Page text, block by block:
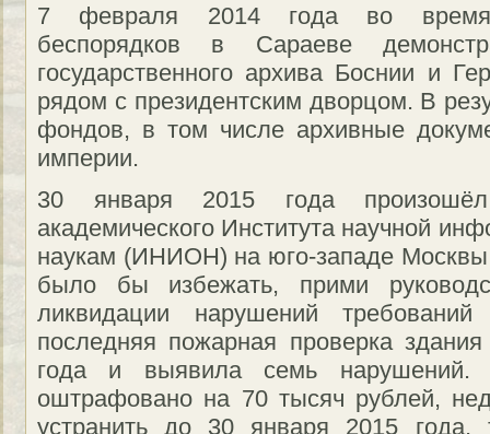
7 февраля 2014 года во время
беспорядков в Сараеве
государственного архива Боснии и
рядом с президентским дворцом. В
фондов, в том числе архивные
империи.
30 января 2015 года
академического Института научной
наукам (ИНИОН) на юго-западе
было бы избежать, прими
ликвидации нарушений требований
последняя пожарная проверка
года и выявила семь нарушений.
оштрафовано на 70 тысяч рублей,
устранить до 30 января 2015 года,